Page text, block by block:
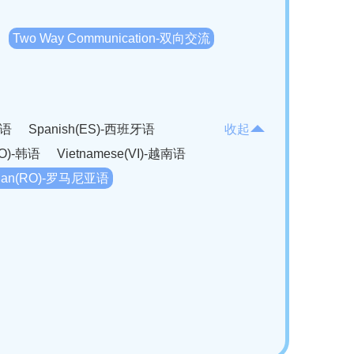
Two Way Communication-双向交流
Spanish(ES)-西班牙语
韩语
Vietnamese(VI)-越南语
罗马尼亚语
收起